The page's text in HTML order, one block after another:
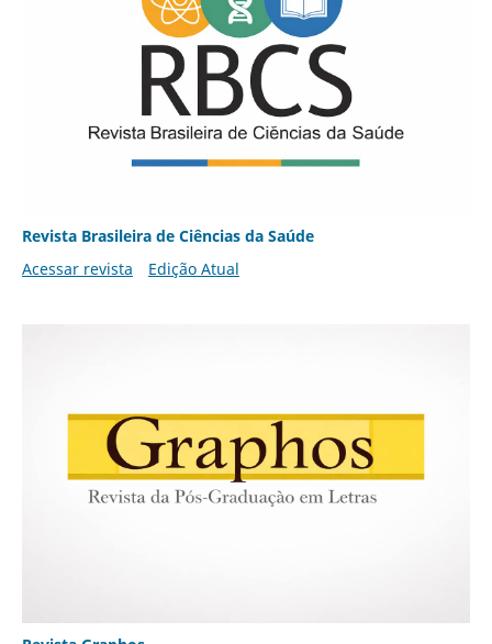
Revista Brasileira de Ciências da Saúde
Acessar revista
Edição Atual